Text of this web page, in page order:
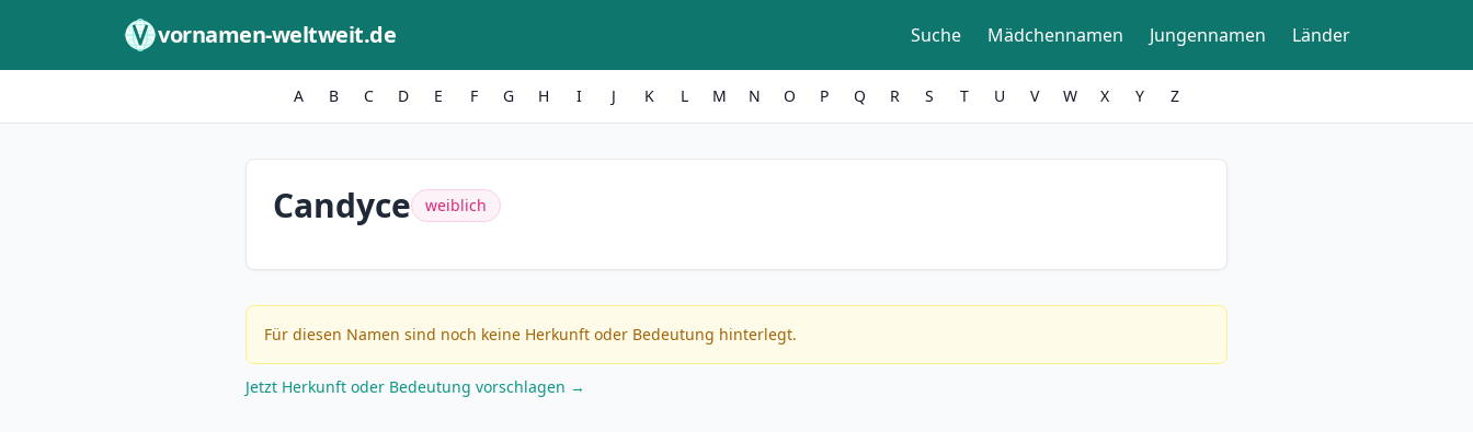
vornamen-weltweit.de Suche Mädchennamen Jungennamen Länder
A B C D E F G H I J K L M N O P Q R S T U V W X Y Z
Candyce weiblich
Für diesen Namen sind noch keine Herkunft oder Bedeutung hinterlegt.
Jetzt Herkunft oder Bedeutung vorschlagen →